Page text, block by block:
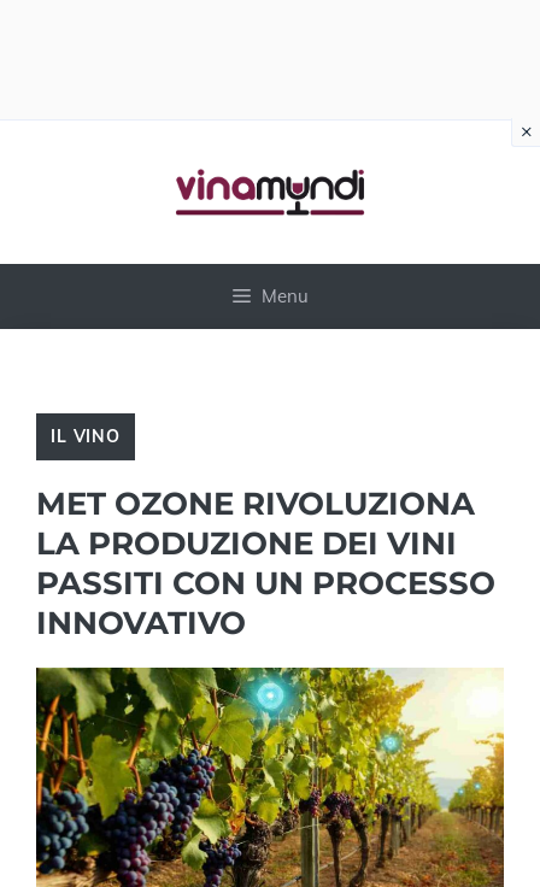
Menu
IL VINO
MET OZONE RIVOLUZIONA
LA PRODUZIONE DEI VINI
PASSITI CON UN PROCESSO
INNOVATIVO
×